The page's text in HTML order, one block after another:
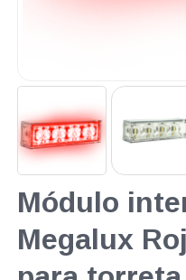
Módulo
Megalux